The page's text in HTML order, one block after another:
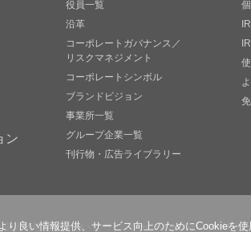
り良い情報提供、サービス向上のためにCookieを
ン
役員一覧
沿革
コーポレートガバナンス／
リスクマネジメント
コーポレートシンボル
ブランドビジョン
事業所一覧
グループ企業一覧
刊行物・広告ライブラリー
個人情報保護について ソーシャルメディアポリシ